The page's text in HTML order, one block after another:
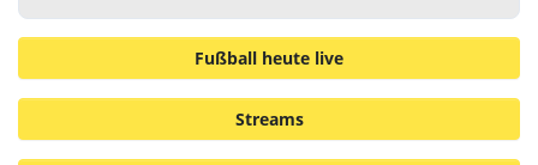
Fußball heute live
Streams